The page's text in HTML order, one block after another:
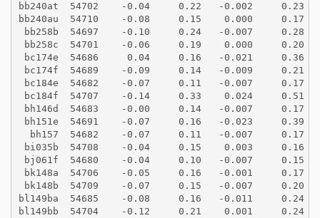
bb240at  54702    -0.04     0.22   -0.002     0.23
bb240au  54710    -0.08     0.15    0.000     0.17
bb258b  54697    -0.10     0.24   -0.007     0.28
bb258c  54701    -0.06     0.19    0.000     0.20
bc174e  54686     0.04     0.16   -0.021     0.36
bc174f  54689    -0.09     0.14   -0.009     0.21
bc184e  54682    -0.07     0.11   -0.007     0.17
bc184f  54707    -0.14     0.33    0.024     0.51
bh146d  54683    -0.00     0.14   -0.007     0.17
bh151e  54691    -0.07     0.16   -0.023     0.39
  bh157  54682    -0.07     0.11   -0.007     0.17
bi035b  54708    -0.04     0.15    0.003     0.16
bj061f  54680    -0.04     0.10   -0.007     0.15
bk148a  54706    -0.05     0.16   -0.001     0.17
bk148b  54709    -0.07     0.15   -0.007     0.20
bl149ba  54685    -0.08     0.16   -0.011     0.24
bl149bb  54704    -0.12     0.21    0.001     0.24